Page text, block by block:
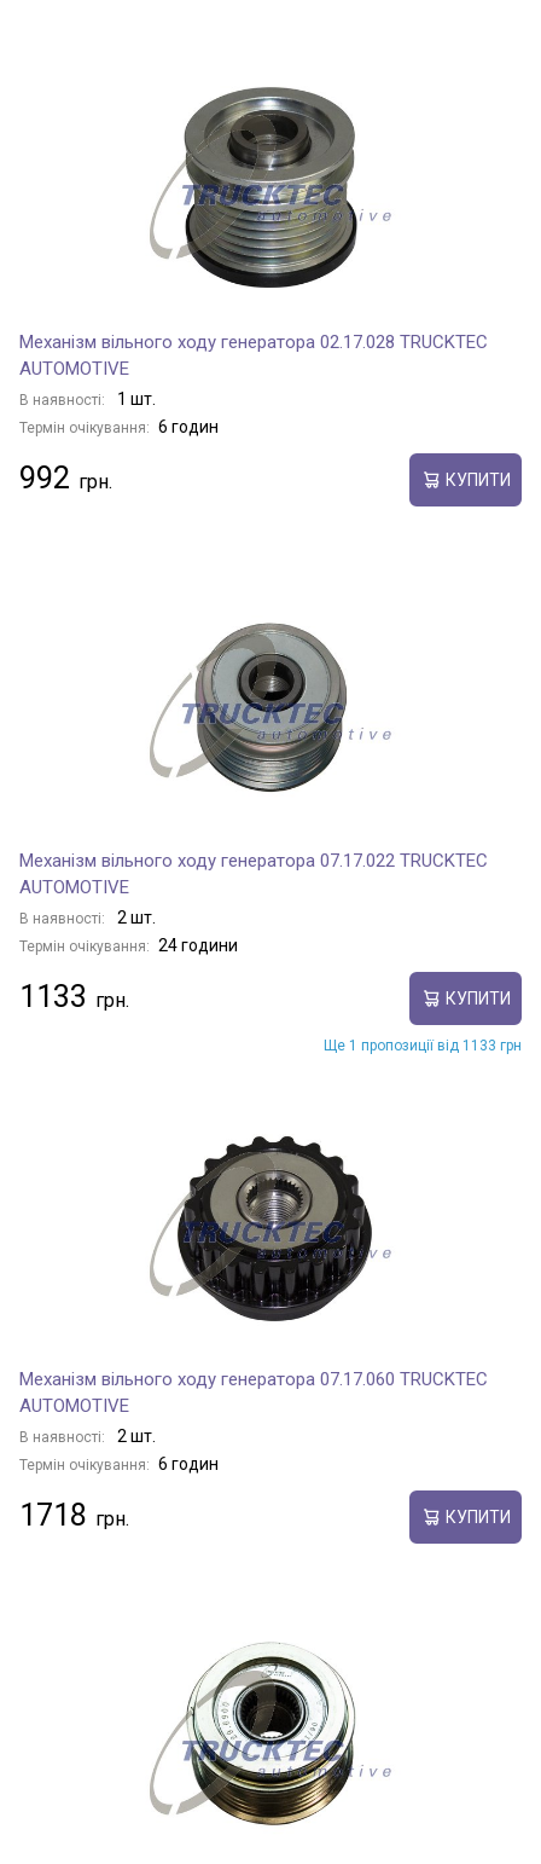
Механізм вільного ходу генератора 02.17.028 TRUCKTEC
AUTOMOTIVE
В наявності: 1 шт.
Термін очікування: 6 годин
992 КУПИТИ
Механізм вільного ходу генератора 07.17.022 TRUCKTEC
AUTOMOTIVE
В наявності: 2 шт.
Термін очікування: 24 години
1133 КУПИТИ
Ще 1 пропозиції від 1133 грн
Механізм вільного ходу генератора 07.17.060 TRUCKTEC
AUTOMOTIVE
В наявності: 2 шт.
Термін очікування: 6 годин
1718 КУПИТИ